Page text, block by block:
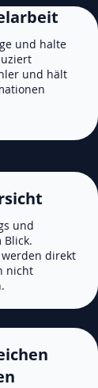
und halte
und hält
und
Blick.
direkt
nicht